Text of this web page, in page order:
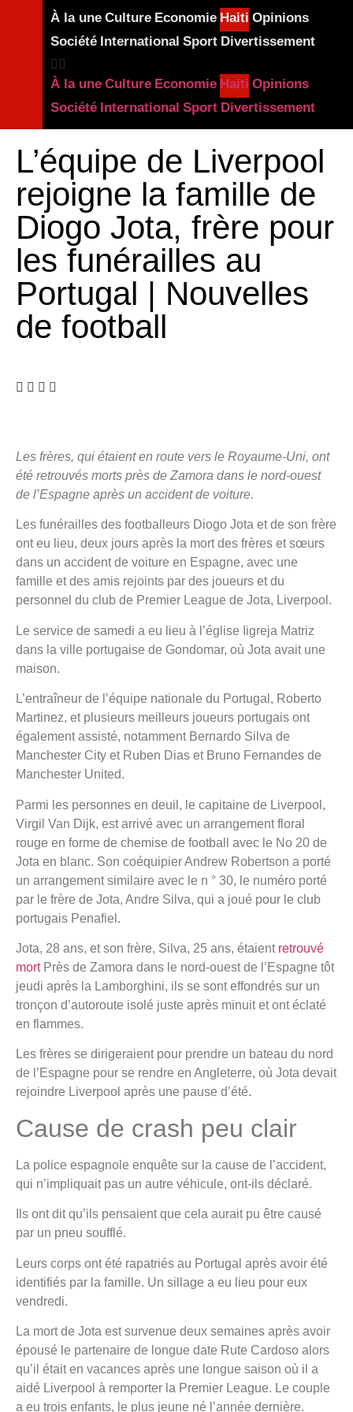
À la une Culture Economie Haiti Opinions
Société International Sport Divertissement
À la une Culture Economie Haiti Opinions
Société International Sport Divertissement
L’équipe de Liverpool
rejoigne la famille de
Diogo Jota, frère pour
les funérailles au
Portugal | Nouvelles
de football
Les frères, qui étaient en route vers le Royaume-Uni, ont
été retrouvés morts près de Zamora dans le nord-ouest
de l’Espagne après un accident de voiture.
Les funérailles des footballeurs Diogo Jota et de son frère
ont eu lieu, deux jours après la mort des frères et sœurs
dans un accident de voiture en Espagne, avec une
famille et des amis rejoints par des joueurs et du
personnel du club de Premier League de Jota, Liverpool.
Le service de samedi a eu lieu à l’église Iigreja Matriz
dans la ville portugaise de Gondomar, où Jota avait une
maison.
L’entraîneur de l’équipe nationale du Portugal, Roberto
Martinez, et plusieurs meilleurs joueurs portugais ont
également assisté, notamment Bernardo Silva de
Manchester City et Ruben Dias et Bruno Fernandes de
Manchester United.
Parmi les personnes en deuil, le capitaine de Liverpool,
Virgil Van Dijk, est arrivé avec un arrangement floral
rouge en forme de chemise de football avec le No 20 de
Jota en blanc. Son coéquipier Andrew Robertson a porté
un arrangement similaire avec le n ° 30, le numéro porté
par le frère de Jota, Andre Silva, qui a joué pour le club
portugais Penafiel.
Jota, 28 ans, et son frère, Silva, 25 ans, étaient retrouvé
mortPrès de Zamora dans le nord-ouest de l’Espagne tôt
jeudi après la Lamborghini, ils se sont effondrés sur un
tronçon d’autoroute isolé juste après minuit et ont éclaté
en flammes.
Les frères se dirigeraient pour prendre un bateau du nord
de l’Espagne pour se rendre en Angleterre, où Jota devait
rejoindre Liverpool après une pause d’été.
Cause de crash peu clair
La police espagnole enquête sur la cause de l’accident,
qui n’impliquait pas un autre véhicule, ont-ils déclaré.
Ils ont dit qu’ils pensaient que cela aurait pu être causé
par un pneu soufflé.
Leurs corps ont été rapatriés au Portugal après avoir été
identifiés par la famille. Un sillage a eu lieu pour eux
vendredi.
La mort de Jota est survenue deux semaines après avoir
épousé le partenaire de longue date Rute Cardoso alors
qu’il était en vacances après une longue saison où il a
aidé Liverpool à remporter la Premier League. Le couple
a eu trois enfants, le plus jeune né l’année dernière.